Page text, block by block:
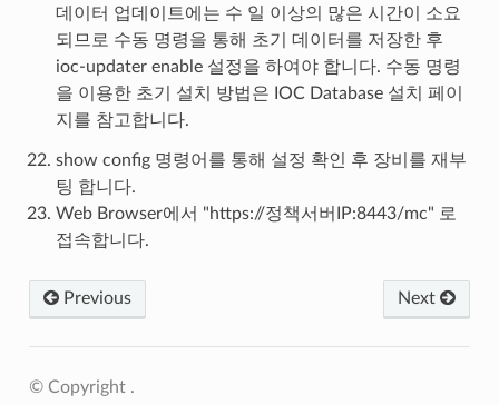
데이터 업데이트에는 수 일 이상의 많은 시간이 소요
되므로 수동 명령을 통해 초기 데이터를 저장한 후
ioc-updater enable 설정을 하여야 합니다. 수동 명령
을 이용한 초기 설치 방법은 IOC Database 설치 페이
지를 참고합니다.
show config 명령어를 통해 설정 확인 후 장비를 재부
팅 합니다.
Web Browser에서 "https://정책서버IP:8443/mc" 로
접속합니다.
Previous Next
© Copyright .